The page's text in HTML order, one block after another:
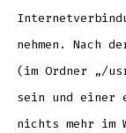
nehmen. Nach
(im Ordner „/
sein und einer
nichts mehr im